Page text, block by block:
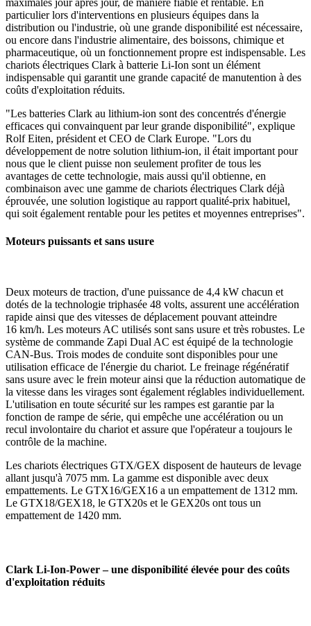
maximales jour après jour, de manière fiable et rentable. En
particulier lors d'interventions en plusieurs équipes dans la
distribution ou l'industrie, où une grande disponibilité est nécessaire,
ou encore dans l'industrie alimentaire, des boissons, chimique et
pharmaceutique, où un fonctionnement propre est indispensable. Les
chariots électriques Clark à batterie Li-Ion sont un élément
indispensable qui garantit une grande capacité de manutention à des
coûts d'exploitation réduits.
"Les batteries Clark au lithium-ion sont des concentrés d'énergie
efficaces qui convainquent par leur grande disponibilité", explique
Rolf Eiten, président et CEO de Clark Europe. "Lors du
développement de notre solution lithium-ion, il était important pour
nous que le client puisse non seulement profiter de tous les
avantages de cette technologie, mais aussi qu'il obtienne, en
combinaison avec une gamme de chariots électriques Clark déjà
éprouvée, une solution logistique au rapport qualité-prix habituel,
qui soit également rentable pour les petites et moyennes entreprises".
Moteurs puissants et sans usure
Deux moteurs de traction, d'une puissance de 4,4 kW chacun et
dotés de la technologie triphasée 48 volts, assurent une accélération
rapide ainsi que des vitesses de déplacement pouvant atteindre
16 km/h. Les moteurs AC utilisés sont sans usure et très robustes. Le
système de commande Zapi Dual AC est équipé de la technologie
CAN-Bus. Trois modes de conduite sont disponibles pour une
utilisation efficace de l'énergie du chariot. Le freinage régénératif
sans usure avec le frein moteur ainsi que la réduction automatique de
la vitesse dans les virages sont également réglables individuellement.
L'utilisation en toute sécurité sur les rampes est garantie par la
fonction de rampe de série, qui empêche une accélération ou un
recul involontaire du chariot et assure que l'opérateur a toujours le
contrôle de la machine.
Les chariots électriques GTX/GEX disposent de hauteurs de levage
allant jusqu'à 7075 mm. La gamme est disponible avec deux
empattements. Le GTX16/GEX16 a un empattement de 1312 mm.
Le GTX18/GEX18, le GTX20s et le GEX20s ont tous un
empattement de 1420 mm.
Clark Li-Ion-Power – une disponibilité élevée pour des coûts
d'exploitation réduits